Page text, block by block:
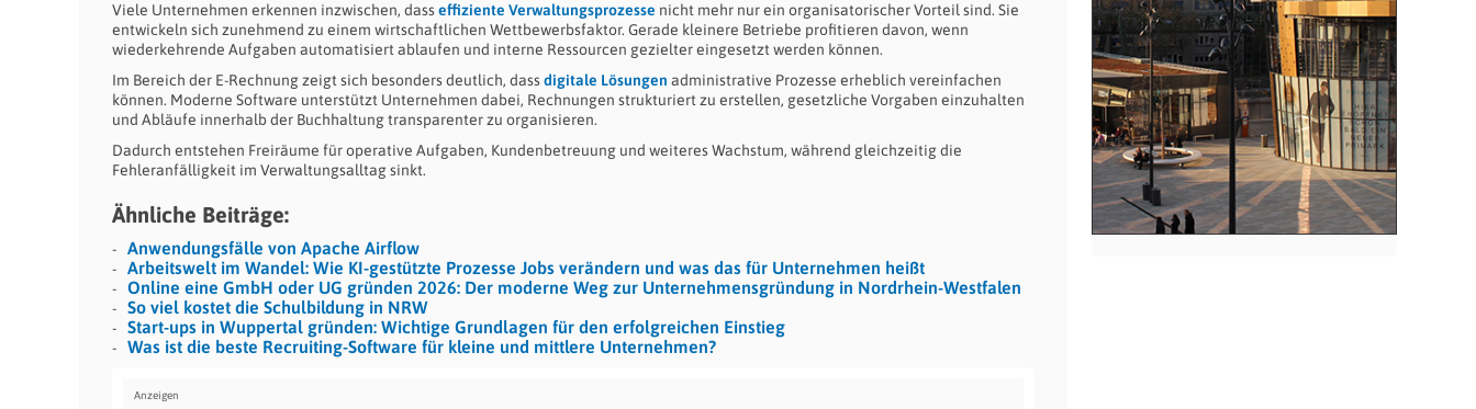
Viele Unternehmen erkennen inzwischen, dasseffiziente Verwaltungsprozesse nicht mehr nur ein organisatorischer Vorteil sind. Sie
entwickeln sich zunehmend zu einem wirtschaftlichen Wettbewerbsfaktor. Gerade kleinere Betriebe profitieren davon, wenn
wiederkehrende Aufgaben automatisiert ablaufen und interne Ressourcen gezielter eingesetzt werden können.
Im Bereich der E-Rechnung zeigt sich besonders deutlich, dassdigitale Lösungen administrative Prozesse erheblich vereinfachen
können. Moderne Software unterstützt Unternehmen dabei, Rechnungen strukturiert zu erstellen, gesetzliche Vorgaben einzuhalten
und Abläufe innerhalb der Buchhaltung transparenter zu organisieren.
Dadurch entstehen Freiräume für operative Aufgaben, Kundenbetreuung und weiteres Wachstum, während gleichzeitig die
Fehleranfälligkeit im Verwaltungsalltag sinkt.
Ähnliche Beiträge:
Anwendungsfälle von Apache Airflow
Arbeitswelt im Wandel: Wie KI-gestützte Prozesse Jobs verändern und was das für Unternehmen heißt
Online eine GmbH oder UG gründen 2026: Der moderne Weg zur Unternehmensgründung in Nordrhein-Westfalen
So viel kostet die Schulbildung in NRW
Start-ups in Wuppertal gründen: Wichtige Grundlagen für den erfolgreichen Einstieg
Was ist die beste Recruiting-Software für kleine und mittlere Unternehmen?